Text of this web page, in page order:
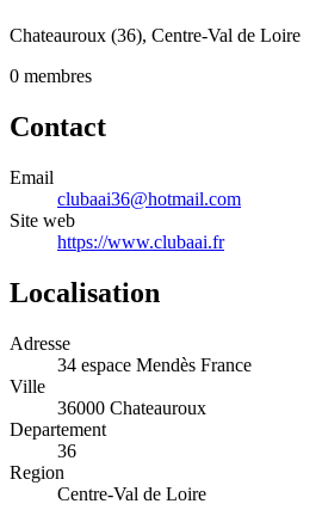
Chateauroux (36), Centre-Val de Loire
0 membres
Contact
Email
clubaai36@hotmail.com
Site web
https://www.clubaai.fr
Localisation
Adresse
34 espace Mendès France
Ville
36000 Chateauroux
Departement
36
Region
Centre-Val de Loire